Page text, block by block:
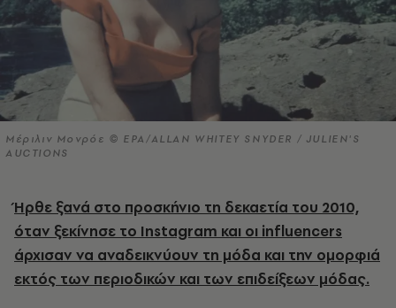
Μέριλιν Μονρόε © EPA/ALLAN WHITEY SNYDER / JULIEN'S
AUCTIONS
Ήρθε ξανά στο προσκήνιο τη δεκαετία του 2010,
όταν ξεκίνησε το Instagram και οι influencers
άρχισαν να αναδεικνύουν τη μόδα και την ομορφιά
εκτός των περιοδικών και των επιδείξεων μόδας.